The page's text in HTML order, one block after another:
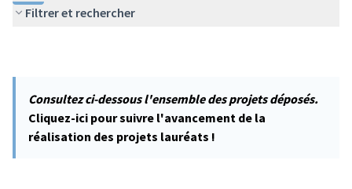
Filtrer et rechercher
Consultez ci-dessous l'ensemble des projets déposés.
Cliquez-ici pour suivre l'avancement de la
réalisation des projets lauréats !